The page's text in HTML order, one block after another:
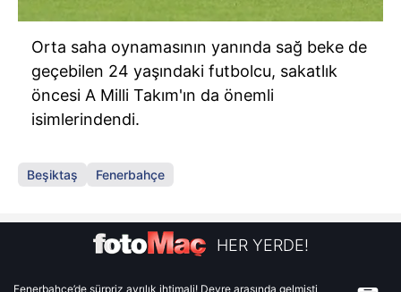
Orta saha oynamasının yanında sağ beke de
geçebilen 24 yaşındaki futbolcu, sakatlık
öncesi A Milli Takım'ın da önemli
isimlerindendi.
Beşiktaş Fenerbahçe
HER YERDE!
Fenerbahçe’de sürpriz ayrılık ihtimali! Devre arasında gelmişti